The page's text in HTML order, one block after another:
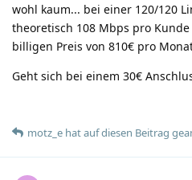
wohl kaum... bei einer 120/120
theoretisch 108 Mbps pro
billigen Preis von 810€ pro
Geht sich bei einem 30€
motz_e hatauf diesen Beitrag